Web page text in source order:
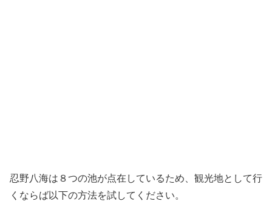
忍野八海は８つの池が点在しているため、観光地として行
くならば以下の方法を試してください。